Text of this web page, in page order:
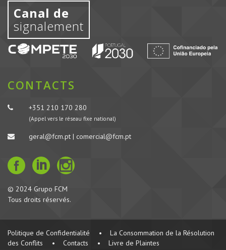
Canal de
signalement
CONTACTS
+351 210 170 280
(Appel vers le réseau fixe national)
geral@fcm.pt | comercial@fcm.pt
© 2024 Grupo FCM
Tous droits réservés.
Politique de Confidentialité •
La Consommation de la Résolution
des Conflits
• Contacts • Livre de Plaintes